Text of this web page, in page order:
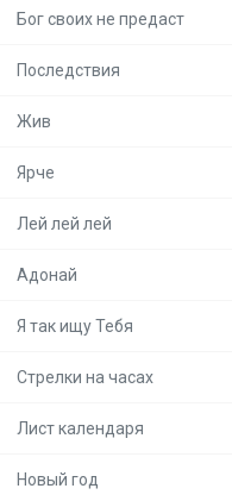
Бог своих не предаст
Последствия
Жив
Ярче
Лей лей лей
Адонай
Я так ищу Тебя
Стрелки на часах
Лист календаря
Новый год